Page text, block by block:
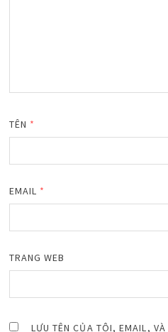
TÊN *
EMAIL *
TRANG WEB
LƯU TÊN CỦA TÔI, EMAIL, VÀ